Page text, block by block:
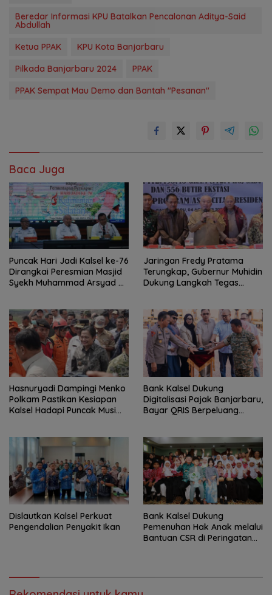
Beredar Informasi KPU Batalkan Pencalonan Aditya-Said
Abdullah
Ketua PPAK
KPU Kota Banjarbaru
Pilkada Banjarbaru 2024
PPAK
PPAK Sempat Mau Demo dan Bantah "Pesanan"
Baca Juga
Puncak Hari Jadi Kalsel ke-76
Dirangkai Peresmian Masjid
Syekh Muhammad Arsyad Al
Jaringan Fredy Pratama
Terungkap, Gubernur Muhidin
Dukung Langkah Tegas
Hasnuryadi Dampingi Menko
Polkam Pastikan Kesiapan
Kalsel Hadapi Puncak Musim
Bank Kalsel Dukung
Digitalisasi Pajak Banjarbaru,
Bayar QRIS Berpeluang
Dislautkan Kalsel Perkuat
Pengendalian Penyakit Ikan
Bank Kalsel Dukung
Pemenuhan Hak Anak melalui
Bantuan CSR di Peringatan